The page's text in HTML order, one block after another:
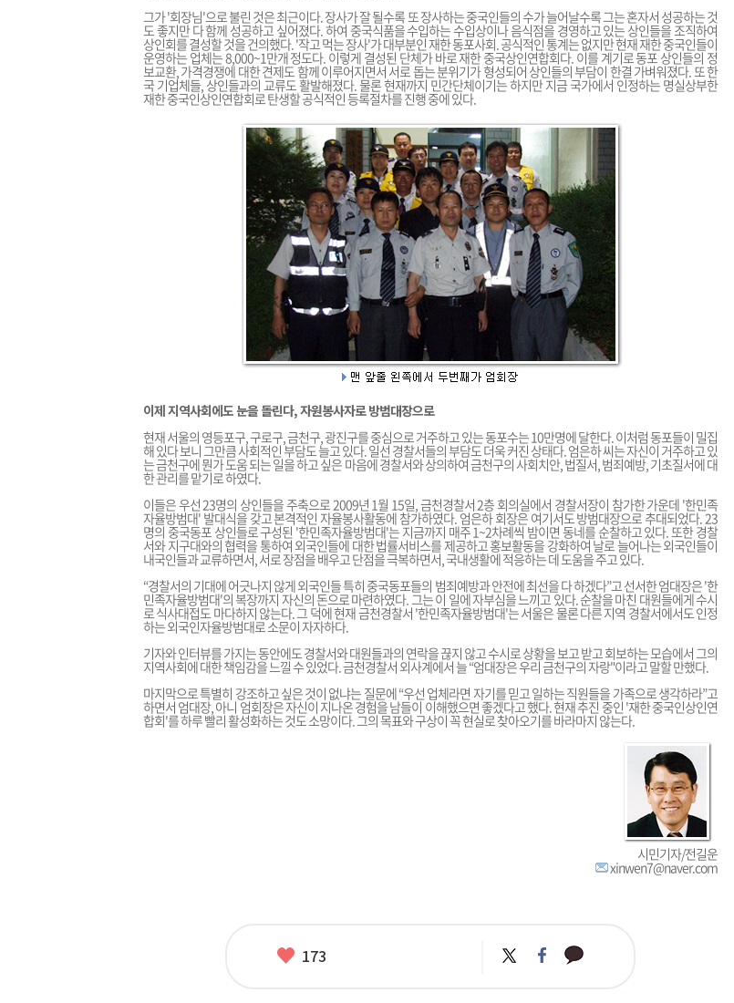
그가 '회장님'으로 불린 것은 최근이다. 장사가 잘 될수록 또 장사하는 중국인들의 수가 늘어날수록 그는 혼자서 성공하는 것
도 좋지만 다 함께 성공하고 싶어졌다. 하여 중국식품을 수입하는 수입상이나 음식점을 경영하고 있는 상인들을 조직하여
상인회를 결성할 것을 건의했다. '작고 먹는 장사'가 대부분인 재한 동포사회. 공식적인 통계는 없지만 현재 재한 중국인들이
운영하는 업체는 8,000~1만개 정도다. 이렇게 결성된 단체가 바로 재한 중국상인연합회다. 이를 계기로 동포 상인들의 정
보교환, 가격경쟁에 대한 견제도 함께 이루어지면서 서로 돕는 분위기가 형성되어 상인들의 부담이 한결 가벼워졌다. 또 한
국 기업체들, 상인들과의 교류도 활발해졌다. 물론 현재까지 민간단체이기는 하지만 지금 국가에서 인정하는 명실상부한
재한 중국인상인연합회로 탄생할 공식적인 등록절차를 진행 중에 있다.
이제 지역사회에도 눈을 돌린다, 자원봉사자로 방범대장으로
현재 서울의 영등포구, 구로구, 금천구, 광진구를 중심으로 거주하고 있는 동포수는 10만명에 달한다. 이처럼 동포들이 밀집
해 있다 보니 그만큼 사회적인 부담도 늘고 있다. 일선 경찰서들의 부담도 더욱 커진 상태다. 엄은하 씨는 자신이 거주하고 있
는 금천구에 뭔가 도움 되는 일을 하고 싶은 마음에 경찰서와 상의하여 금천구의 사회치안, 법질서, 범죄예방, 기초질서에 대
한 관리를 맡기로 하였다.
이들은 우선 23명의 상인들을 주축으로 2009년 1월 15일, 금천경찰서 2층 회의실에서 경찰서장이 참가한 가운데 '한민족
자율방범대' 발대식을 갖고 본격적인 자율봉사활동에 참가하였다. 엄은하 회장은 여기서도 방범대장으로 추대되었다. 23
명의 중국동포 상인들로 구성된 '한민족자율방범대'는 지금까지 매주 1~2차례씩 밤이면 동네를 순찰하고 있다. 또한 경찰
서와 지구대와의 협력을 통하여 외국인들에 대한 법률서비스를 제공하고 홍보활동을 강화하여 날로 늘어나는 외국인들이
내국인들과 교류하면서, 서로 장점을 배우고 단점을 극복하면서, 국내생활에 적응하는 데 도움을 주고 있다.
“경찰서의 기대에 어긋나지 않게 외국인들 특히 중국동포들의 범죄예방과 안전에 최선을 다 하겠다”고 선서한 엄대장은 '한
민족자율방범대'의 복장까지 자신의 돈으로 마련하였다. 그는 이 일에 자부심을 느끼고 있다. 순찰을 마친 대원들에게 수시
로 식사대접도 마다하지 않는다. 그 덕에 현재 금천경찰서 '한민족자율방범대'는 서울은 물론 다른 지역 경찰서에서도 인정
하는 외국인자율방범대로 소문이 자자하다.
기자와 인터뷰를 가지는 동안에도 경찰서와 대원들과의 연락을 끊지 않고 수시로 상황을 보고 받고 회보하는 모습에서 그의
지역사회에 대한 책임감을 느낄 수 있었다. 금천경찰서 외사계에서 늘 “엄대장은 우리 금천구의 자랑"이라고 말할 만했다.
마지막으로 특별히 강조하고 싶은 것이 없냐는 질문에 “우선 업체라면 자기를 믿고 일하는 직원들을 가족으로 생각하라”고
하면서 엄대장, 아니 엄회장은 자신이 지나온 경험을 남들이 이해했으면 좋겠다고 했다. 현재 추진 중인 '재한 중국인상인연
합회'를 하루 빨리 활성화하는 것도 소망이다. 그의 목표와 구상이 꼭 현실로 찾아오기를 바라마지 않는다.
시민기자/전길운
xinwen7@naver.com
좋
173 트
위
페
이
카
카